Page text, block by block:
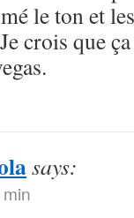
le ton et
crois que
says: